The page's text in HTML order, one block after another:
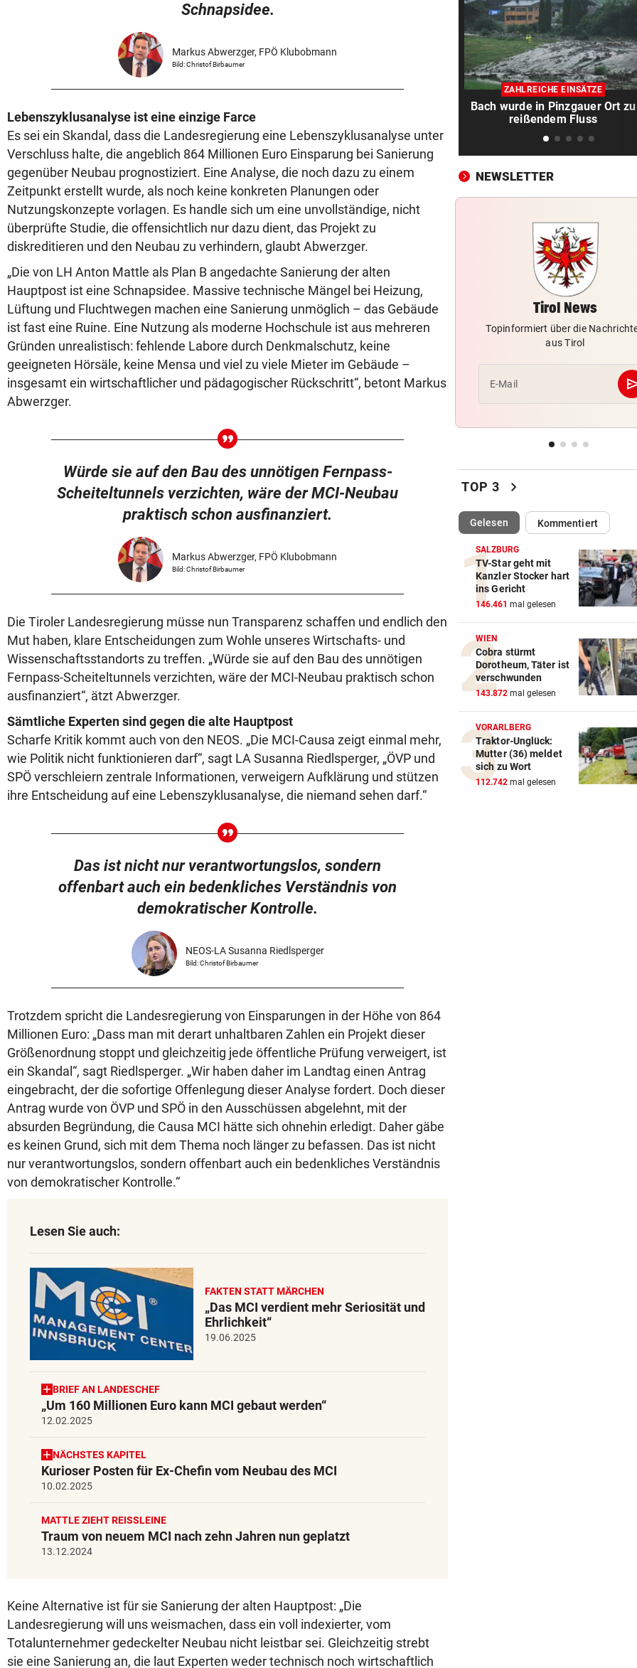
Schnapsidee.
Markus Abwerzger, FPÖ Klubobmann
Bild: Christof Birbaumer
Lebenszyklusanalyse ist eine einzige Farce
Es sei ein Skandal, dass die Landesregierung eine Lebenszyklusanalyse unter
Verschluss halte, die angeblich 864 Millionen Euro Einsparung bei Sanierung
gegenüber Neubau prognostiziert. Eine Analyse, die noch dazu zu einem
Zeitpunkt erstellt wurde, als noch keine konkreten Planungen oder
Nutzungskonzepte vorlagen. Es handle sich um eine unvollständige, nicht
überprüfte Studie, die offensichtlich nur dazu dient, das Projekt zu
diskreditieren und den Neubau zu verhindern, glaubt Abwerzger.
„Die von LH Anton Mattle als Plan B angedachte Sanierung der alten
Hauptpost ist eine Schnapsidee. Massive technische Mängel bei Heizung,
Lüftung und Fluchtwegen machen eine Sanierung unmöglich – das Gebäude
ist fast eine Ruine. Eine Nutzung als moderne Hochschule ist aus mehreren
Gründen unrealistisch: fehlende Labore durch Denkmalschutz, keine
geeigneten Hörsäle, keine Mensa und viel zu viele Mieter im Gebäude –
insgesamt ein wirtschaftlicher und pädagogischer Rückschritt“, betont Markus
Abwerzger.
Würde sie auf den Bau des unnötigen Fernpass-
Scheiteltunnels verzichten, wäre der MCI-Neubau
praktisch schon ausfinanziert.
Markus Abwerzger, FPÖ Klubobmann
Bild: Christof Birbaumer
Die Tiroler Landesregierung müsse nun Transparenz schaffen und endlich den
Mut haben, klare Entscheidungen zum Wohle unseres Wirtschafts- und
Wissenschaftsstandorts zu treffen. „Würde sie auf den Bau des unnötigen
Fernpass-Scheiteltunnels verzichten, wäre der MCI-Neubau praktisch schon
ausfinanziert“, ätzt Abwerzger.
Sämtliche Experten sind gegen die alte Hauptpost
Scharfe Kritik kommt auch von den NEOS. „Die MCI-Causa zeigt einmal mehr,
wie Politik nicht funktionieren darf“, sagt LA Susanna Riedlsperger, „ÖVP und
SPÖ verschleiern zentrale Informationen, verweigern Aufklärung und stützen
ihre Entscheidung auf eine Lebenszyklusanalyse, die niemand sehen darf.“
Das ist nicht nur verantwortungslos, sondern
offenbart auch ein bedenkliches Verständnis von
demokratischer Kontrolle.
NEOS-LA Susanna Riedlsperger
Bild: Christof Birbaumer
Trotzdem spricht die Landesregierung von Einsparungen in der Höhe von 864
Millionen Euro: „Dass man mit derart unhaltbaren Zahlen ein Projekt dieser
Größenordnung stoppt und gleichzeitig jede öffentliche Prüfung verweigert, ist
ein Skandal“, sagt Riedlsperger. „Wir haben daher im Landtag einen Antrag
eingebracht, der die sofortige Offenlegung dieser Analyse fordert. Doch dieser
Antrag wurde von ÖVP und SPÖ in den Ausschüssen abgelehnt, mit der
absurden Begründung, die Causa MCI hätte sich ohnehin erledigt. Daher gäbe
es keinen Grund, sich mit dem Thema noch länger zu befassen. Das ist nicht
nur verantwortungslos, sondern offenbart auch ein bedenkliches Verständnis
von demokratischer Kontrolle.“
Lesen Sie auch:
FAKTEN STATT MÄRCHEN
„Das MCI verdient mehr Seriosität und
Ehrlichkeit“
19.06.2025
BRIEF AN LANDESCHEF
„Um 160 Millionen Euro kann MCI gebaut werden“
12.02.2025
NÄCHSTES KAPITEL
Kurioser Posten für Ex-Chefin vom Neubau des MCI
10.02.2025
MATTLE ZIEHT REISSLEINE
Traum von neuem MCI nach zehn Jahren nun geplatzt
13.12.2024
Keine Alternative ist für sie Sanierung der alten Hauptpost: „Die
Landesregierung will uns weismachen, dass ein voll indexierter, vom
Totalunternehmer gedeckelter Neubau nicht leistbar sei. Gleichzeitig strebt
sie eine Sanierung an, die laut Experten weder technisch noch wirtschaftlich
US-Geheimdienste: Putin
NATO-Land angreifen
ABSCHIED AUS LANDTAG vor
Nummer Zwei der NEOS
Politik den Rücken
MILLIONEN „VERPULVERT“
MCI: Tiroler Pfusch am Bau,
leider ohne Bau
Kosovos Premier Kurti
VEREIN NIMMT ABSCHIED
Steirischer Unterligist
„Einfach kindisch“: Zoff bei
RANNTE AUF STRASSE vor 2
Mädchen in Tirol von
„Wir haben rund 35
tote Fische entsorgt“
DIE „KRONE“ FRAGT NACH
Banken auf dem Prüfstand:
statt Filiale?
SOMMERGEWINNSPIEL 2026
3 x 1 Traumurlaub mit Lidl
ZAHLREICHE EINSÄTZE
Bach wurde in Pinzgauer Ort zu
reißendem Fluss
NEWSLETTER
Tirol News
Topinformiert über die
aus Tirol
E-Mail
TOP 3 chevron_right
Gelesen(ausgewählt)Kommentiert
SALZBURG
TV-Star geht mit
Kanzler Stocker hart
ins Gericht
146.461 mal gelesen
WIEN
Cobra stürmt
Dorotheum, Täter ist
verschwunden
143.872 mal gelesen
VORARLBERG
Traktor-Unglück:
Mutter (36) meldet
sich zu Wort
112.742 mal gelesen